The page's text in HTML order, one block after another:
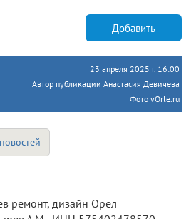
Добавить
23 апреля 2025 г. 16:00
Автор публикации Анастасия Девичева
Фото vOrle.ru